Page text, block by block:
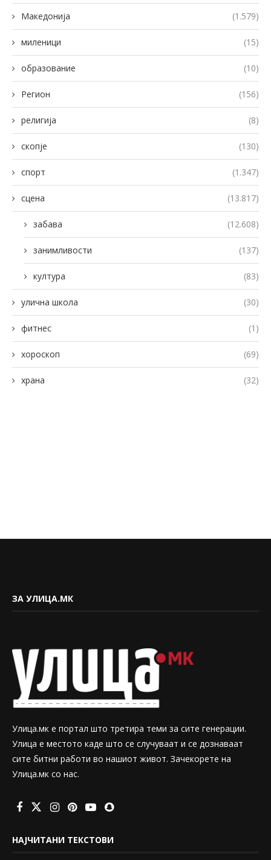
Македонија (1.579)
миленици (15)
образование (10)
Регион (156)
религија (8)
скопје (130)
спорт (1.347)
сцена (13.817)
забава (12.608)
занимливости (137)
култура (83)
улична школа (30)
фитнес (1)
хороскоп (69)
храна (32)
ЗА УЛИЦА.МК
Улица.мк е портал што третира теми за сите генерации.
Улица е местото каде што се случуваат и се дознаваат
сите битни работи во нашиот живот. Зачекорете на
Улица.мк со нас.
НАЈЧИТАНИ ТЕКСТОВИ